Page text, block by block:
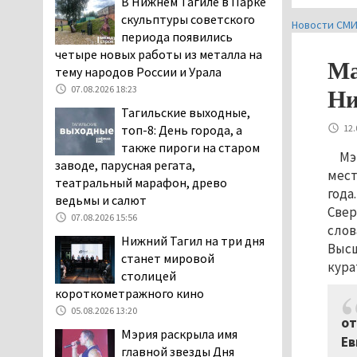
Новости
дня запретят
электросамокаты
«Я уверен, это бельевая
вошь». Родители 10-
летней девочки
пожаловались на кровососущих
паразитов, которые искусали их
ребёнка в детской больнице
Нижнего Тагила
Директора уральского
предприятия по
производству дронов
«Упырь» подорвали в автомобиле
под Екатеринбургом
05.08.2026 17:05
Эксперты назвали
причины массового мора
скульптуры советского
периода появились
четыре новых работы из металла на
тему народов России и Урала
07.08.2026 18:23
Тагильские выходные,
топ-8: День города, а
также пироги на старом
заводе, парусная регата,
театральный марафон, древо
ведьмы и салют
07.08.2026 15:56
Нижний Тагил на три дня
станет мировой
столицей
короткометражного кино
05.08.2026 13:20
Мэрия раскрыла имя
главной звезды Дня